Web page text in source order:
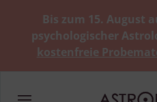
Bis zum 15. August
psychologischer
kostenfreie